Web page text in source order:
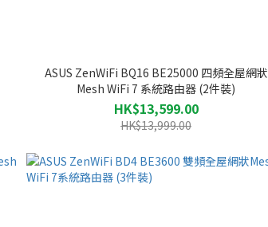
ASUS ZenWiFi BQ16 BE25000 四頻全屋網狀
Mesh WiFi 7 系統路由器 (2件裝)
HK$13,599.00
HK$13,999.00